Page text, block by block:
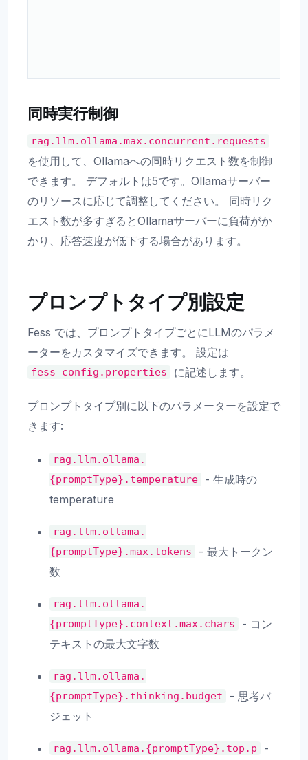
同時実行制御
rag.llm.ollama.max.concurrent.requests
を使用して、Ollamaへの同時リクエスト数を制御
できます。 デフォルトは5です。Ollamaサーバー
のリソースに応じて調整してください。 同時リク
エスト数が多すぎるとOllamaサーバーに負荷がか
かり、応答速度が低下する場合があります。
プロンプトタイプ別設定
Fess では、プロンプトタイプごとにLLMのパラメ
ーターをカスタマイズできます。 設定は
fess_config.properties に記述します。
プロンプトタイプ別に以下のパラメーターを設定で
きます:
rag.llm.ollama.
{promptType}.temperature
- 生成時の
temperature
rag.llm.ollama.
{promptType}.max.tokens
- 最大トークン
数
rag.llm.ollama.
{promptType}.context.max.chars
- コン
テキストの最大文字数
rag.llm.ollama.
{promptType}.thinking.budget
- 思考バ
ジェット
rag.llm.ollama.{promptType}.top.p
-